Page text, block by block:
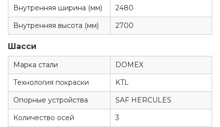
Внутренняя ширина (мм)
2480
Внутренняя высота (мм)
2700
Шасси
Марка стали
DOMEX
Технология покраски
KTL
Опорные устройства
SAF HERCULES
Количество осей
3